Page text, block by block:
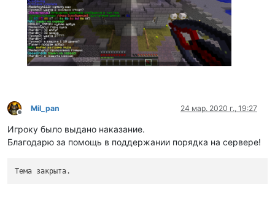
Не в сети
Mil_pan 24 мар. 2020 г., 19:27
Игроку было выдано наказание.
Благодарю за помощь в поддержании порядка на сервере!
Тема закрыта.